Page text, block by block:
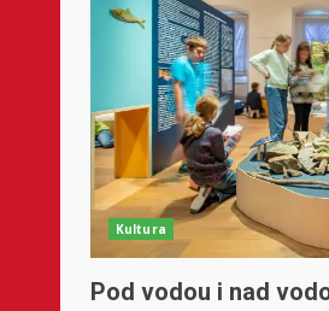
Kultura
Pod vodou i nad